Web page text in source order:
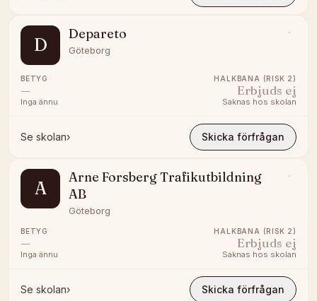
D
Depareto
Göteborg
BETYG
—
Inga ännu
HALKBANA (RISK 2)
Erbjuds ej
Saknas hos skolan
Se skolan› Skicka förfrågan
A
Arne Forsberg Trafikutbildning
AB
Göteborg
BETYG
—
Inga ännu
HALKBANA (RISK 2)
Erbjuds ej
Saknas hos skolan
Se skolan› Skicka förfrågan